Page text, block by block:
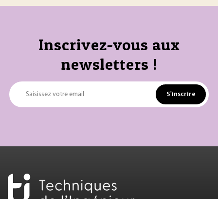
Inscrivez-vous aux
newsletters !
Saisissez votre email S'inscrire